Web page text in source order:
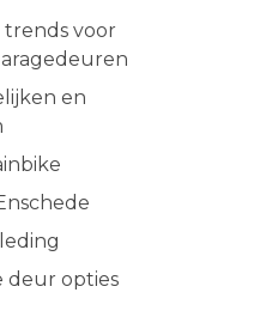
trends voor
en
deur opties